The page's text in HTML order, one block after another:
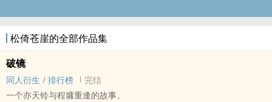
松倚苍崖的全部作品集
破镜
同人衍生 / 排行榜
完结
一个亦天铃与程墉重逢的故事。